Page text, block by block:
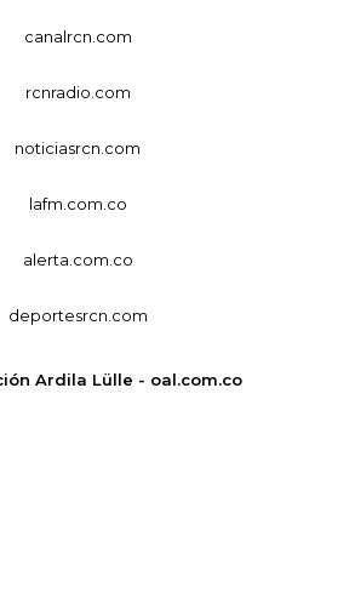
canalrcn.com
rcnradio.com
noticiasrcn.com
lafm.com.co
alerta.com.co
deportesrcn.com
Ardila Lülle - oal.com.co